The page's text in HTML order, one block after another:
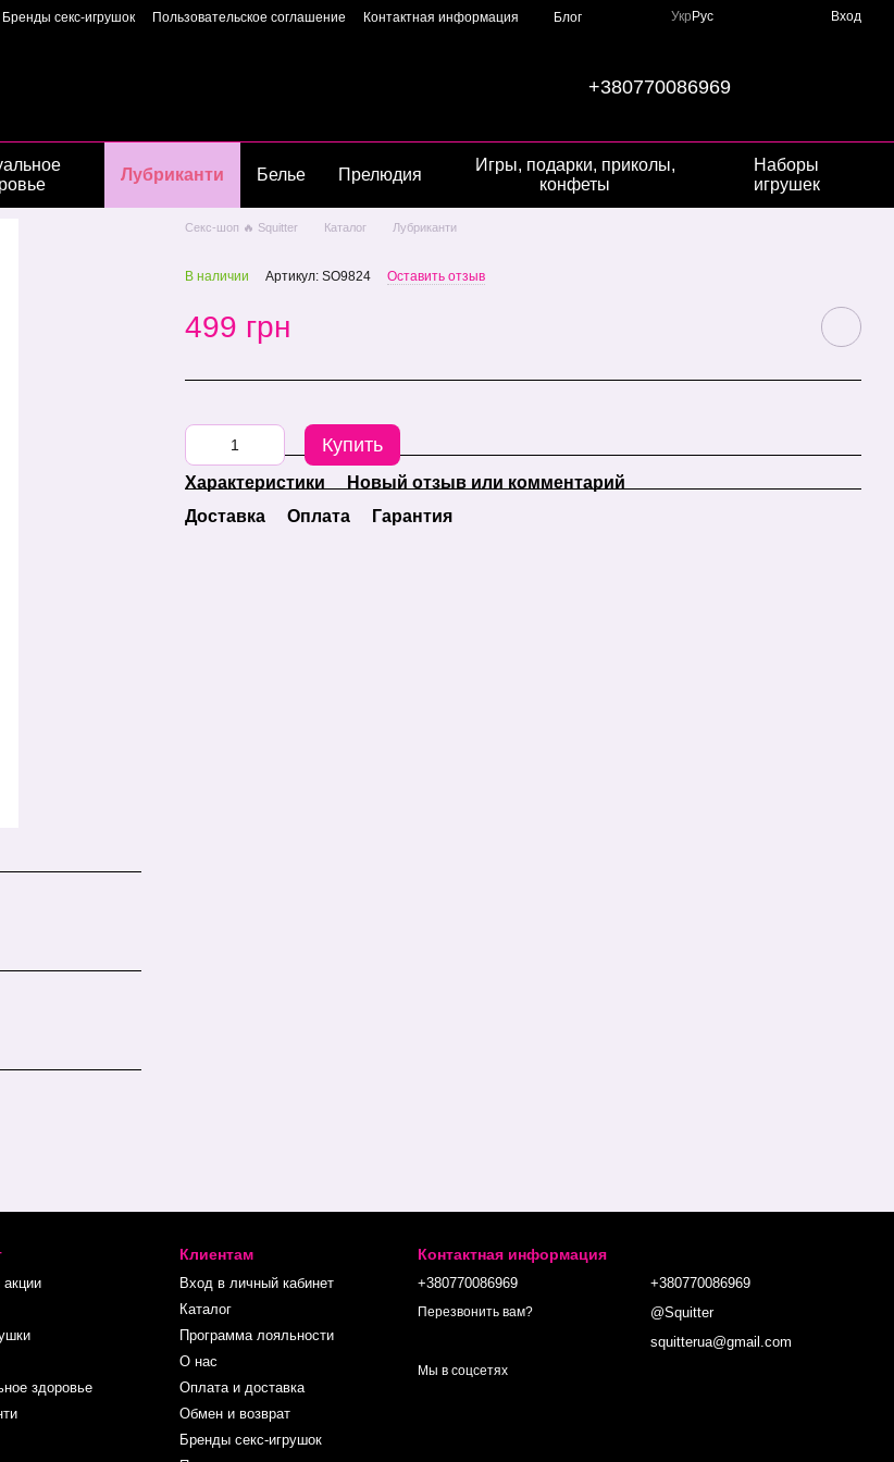
Бренды секс-игрушок Пользовательское соглашение Контактная информация
Блог
Укр Рус Вход
+380770086969
Лубриканти Белье Прелюдия
Игры, подарки, приколы,
конфеты
Наборы
игрушек
Секс-шоп 🔥 Squitter Каталог Лубриканти
В наличии Артикул: SO9824 Оставить отзыв
499 грн
Купить
Характеристики
Новый отзыв или комментарий
Доставка
Оплата Гарантия
здоровье
Клиентам
Вход в личный кабинет
Каталог
Программа лояльности
О нас
Оплата и доставка
Обмен и возврат
Бренды секс-игрушок
Контактная информация
+380770086969
Перезвонить вам?
+380770086969
@Squitter
squitterua@gmail.com
Мы в соцсетях